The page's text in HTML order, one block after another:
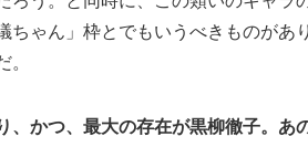
ちゃん」枠とでもいうべきものがあ
。
、かつ、最大の存在が黒柳徹子。あ